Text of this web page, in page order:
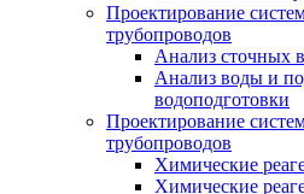
Проектирование
трубопроводов
Анализ сточных
Анализ воды и
водоподготовки
Проектирование
трубопроводов
Химические
Химические